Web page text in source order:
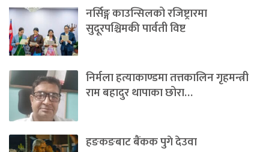
नर्सिङ्ग काउन्सिलको रजिष्ट्रारमा
सुदूरपश्चिमकी पार्वती विष्ट
निर्मला हत्याकाण्डमा तत्तकालिन गृहमन्त्री
राम बहादुर थापाका छोरा…
हङकङबाट बैंकक पुगे देउवा